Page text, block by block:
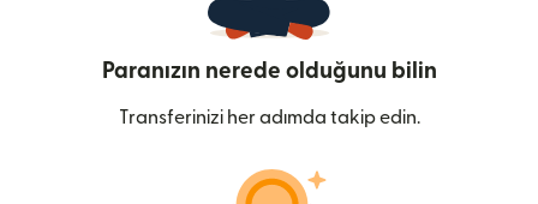
Paranızın nerede olduğunu bilin
Transferinizi her adımda takip edin.